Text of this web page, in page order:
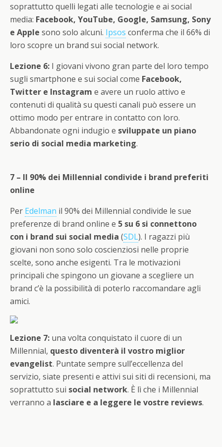
soprattutto quelli legati alle tecnologie e ai social
media: Facebook, YouTube, Google, Samsung, Sony
e Apple sono solo alcuni. Ipsos conferma che il 66% di
loro scopre un brand sui social network.
Lezione 6: I giovani vivono gran parte del loro tempo
sugli smartphone e sui social come Facebook,
Twitter e Instagram e avere un ruolo attivo e
contenuti di qualità su questi canali può essere un
ottimo modo per entrare in contatto con loro.
Abbandonate ogni indugio e sviluppate un piano
serio di social media marketing.
7 – Il 90% dei Millennial condivide i brand preferiti
online
Per Edelman il 90% dei Millennial condivide le sue
preferenze di brand online e 5 su 6 si connettono
con i brand sui social media (SDL). I ragazzi più
giovani non sono solo coscienziosi nelle proprie
scelte, sono anche esigenti. Tra le motivazioni
principali che spingono un giovane a scegliere un
brand c’è la possibilità di poterlo raccomandare agli
amici.
Lezione 7: una volta conquistato il cuore di un
Millennial, questo diventerà il vostro miglior
evangelist. Puntate sempre sull’eccellenza del
servizio, siate presenti e attivi sui siti di recensioni, ma
soprattutto sui social network. È lì che i Millennial
verranno a lasciare e a leggere le vostre reviews.